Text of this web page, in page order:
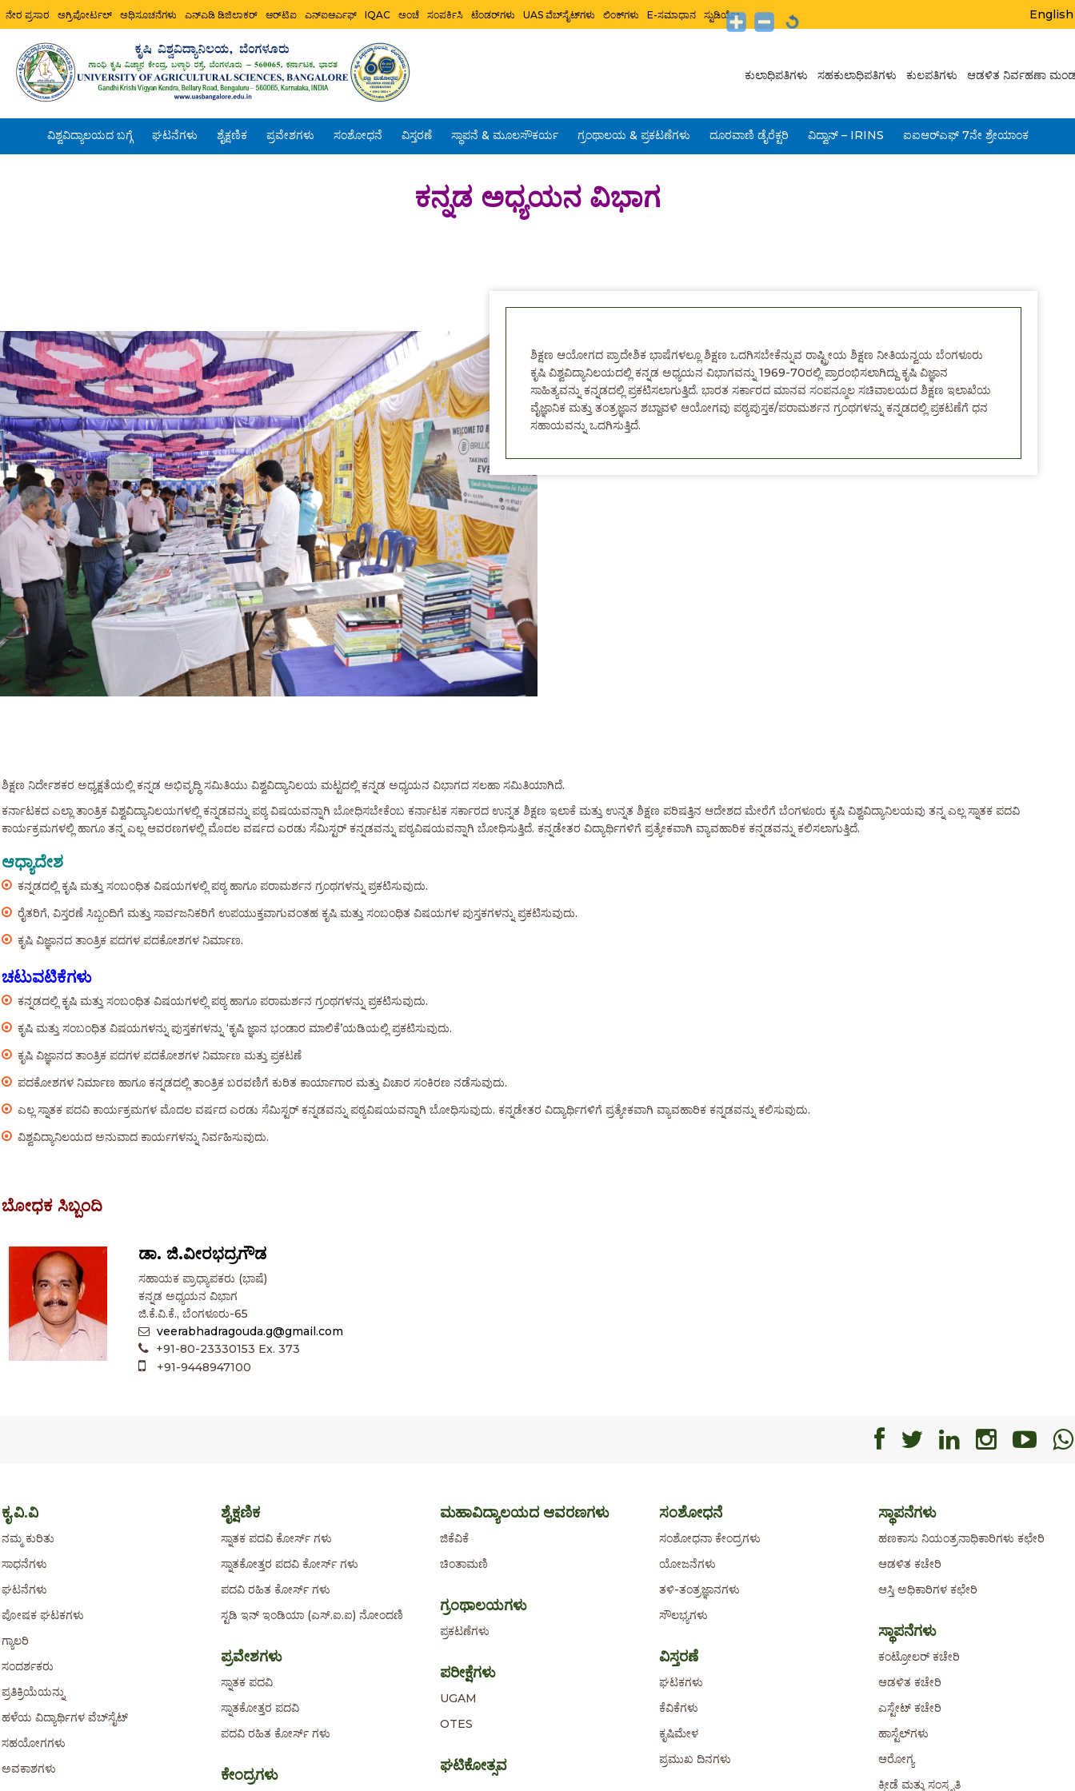
ನೇರ ಪ್ರಸಾರ ಅಗ್ರಿಪೋರ್ಟಲ್ ಅಧಿಸೂಚನೆಗಳು ಎನ್ಎಡಿ ಡಿಜಿಲಾಕರ್ ಆರ್‌ಟಿಐ ಎನ್ಐಆರ್ಎಫ್ IQAC ಅಂಚೆ ಸಂಪರ್ಕಿಸಿ ಟೆಂಡರ್‌ಗಳು UAS ವೆಬ್‌ಸೈಟ್‌ಗಳು ಲಿಂಕ್‌ಗಳು E-ಸಮಾಧಾನ ಸ್ಟುಡಿಯೋ English
ಕುಲಾಧಿಪತಿಗಳು ಸಹಕುಲಾಧಿಪತಿಗಳು ಕುಲಪತಿಗಳು ಆಡಳಿತ ನಿರ್ವಹಣಾ
ವಿಶ್ವವಿದ್ಯಾಲಯದ ಬಗ್ಗೆ ಘಟನೆಗಳು ಶೈಕ್ಷಣಿಕ ಪ್ರವೇಶಗಳು ಸಂಶೋಧನೆ ವಿಸ್ತರಣೆ ಸ್ಥಾಪನೆ & ಮೂಲಸೌಕರ್ಯ ಗ್ರಂಥಾಲಯ & ಪ್ರಕಟಣೆಗಳು ದೂರವಾಣಿ ಡೈರೆಕ್ಟರಿ ವಿದ್ವಾನ್ – IRINS ಐಐಆರ್‌ಎಫ್ 7ನೇ ಶ್ರೇಯಾಂಕ
ಕನ್ನಡ ಅಧ್ಯಯನ ವಿಭಾಗ
ಶಿಕ್ಷಣ ಆಯೋಗದ ಪ್ರಾದೇಶಿಕ ಭಾಷೆಗಳಲ್ಲೂ ಶಿಕ್ಷಣ ಒದಗಿಸಬೇಕೆನ್ನುವ ರಾಷ್ಟ್ರೀಯ ಶಿಕ್ಷಣ ನೀತಿಯನ್ವಯ ಬೆಂಗಳೂರು
ಕೃಷಿ ವಿಶ್ವವಿದ್ಯಾನಿಲಯದಲ್ಲಿ ಕನ್ನಡ ಅಧ್ಯಯನ ವಿಭಾಗವನ್ನು 1969-70ರಲ್ಲಿ ಪ್ರಾರಂಭಿಸಲಾಗಿದ್ದು ಕೃಷಿ ವಿಜ್ಞಾನ
ಸಾಹಿತ್ಯವನ್ನು ಕನ್ನಡದಲ್ಲಿ ಪ್ರಕಟಿಸಲಾಗುತ್ತಿದೆ. ಭಾರತ ಸರ್ಕಾರದ ಮಾನವ ಸಂಪನ್ಮೂಲ ಸಚಿವಾಲಯದ ಶಿಕ್ಷಣ ಇಲಾಖೆಯ
ವೈಜ್ಞಾನಿಕ ಮತ್ತು ತಂತ್ರಜ್ಞಾನ ಶಬ್ದಾವಳಿ ಆಯೋಗವು ಪಠ್ಯಪುಸ್ತಕ/ಪರಾಮರ್ಶನ ಗ್ರಂಥಗಳನ್ನು ಕನ್ನಡದಲ್ಲಿ ಪ್ರಕಟಣೆಗೆ ಧನ
ಸಹಾಯವನ್ನು ಒದಗಿಸುತ್ತಿದೆ.
ಶಿಕ್ಷಣ ನಿರ್ದೇಶಕರ ಅಧ್ಯಕ್ಷತೆಯಲ್ಲಿ ಕನ್ನಡ ಅಭಿವೃದ್ಧಿ ಸಮಿತಿಯು ವಿಶ್ವವಿದ್ಯಾನಿಲಯ ಮಟ್ಟದಲ್ಲಿ ಕನ್ನಡ ಅಧ್ಯಯನ ವಿಭಾಗದ ಸಲಹಾ ಸಮಿತಿಯಾಗಿದೆ.
ಕರ್ನಾಟಕದ ಎಲ್ಲಾ ತಾಂತ್ರಿಕ ವಿಶ್ವವಿದ್ಯಾನಿಲಯಗಳಲ್ಲಿ ಕನ್ನಡವನ್ನು ಪಠ್ಯ ವಿಷಯವನ್ನಾಗಿ ಬೋಧಿಸಬೇಕೆಂಬ ಕರ್ನಾಟಕ ಸರ್ಕಾರದ ಉನ್ನತ ಶಿಕ್ಷಣ ಇಲಾಕೆ ಮತ್ತು ಉನ್ನತ ಶಿಕ್ಷಣ ಪರಿಷತ್ತಿನ ಆದೇಶದ ಮೇರೆಗೆ ಬೆಂಗಳೂರು ಕೃಷಿ ವಿಶ್ವವಿದ್ಯಾನಿಲಯವು ತನ್ನ ಎಲ್ಲ ಸ್ನಾತಕ ಪದವಿ
ಕಾರ್ಯಕ್ರಮಗಳಲ್ಲಿ ಹಾಗೂ ತನ್ನ ಎಲ್ಲ ಆವರಣಗಳಲ್ಲಿ ಮೊದಲ ವರ್ಷದ ಎರಡು ಸೆಮಿಸ್ಟರ್ ಕನ್ನಡವನ್ನು ಪಠ್ಯವಿಷಯವನ್ನಾಗಿ ಬೋಧಿಸುತ್ತಿದೆ. ಕನ್ನಡೇತರ ವಿದ್ಯಾರ್ಥಿಗಳಿಗೆ ಪ್ರತ್ಯೇಕವಾಗಿ ವ್ಯಾವಹಾರಿಕ ಕನ್ನಡವನ್ನು ಕಲಿಸಲಾಗುತ್ತಿದೆ.
ಆಧ್ಯಾದೇಶ
ಕನ್ನಡದಲ್ಲಿ ಕೃಷಿ ಮತ್ತು ಸಂಬಂಧಿತ ವಿಷಯಗಳಲ್ಲಿ ಪಠ್ಯ ಹಾಗೂ ಪರಾಮರ್ಶನ ಗ್ರಂಥಗಳನ್ನು ಪ್ರಕಟಿಸುವುದು.
ರೈತರಿಗೆ, ವಿಸ್ತರಣೆ ಸಿಬ್ಬಂದಿಗೆ ಮತ್ತು ಸಾರ್ವಜನಿಕರಿಗೆ ಉಪಯುಕ್ತವಾಗುವಂತಹ ಕೃಷಿ ಮತ್ತು ಸಂಬಂಧಿತ ವಿಷಯಗಳ ಪುಸ್ತಕಗಳನ್ನು ಪ್ರಕಟಿಸುವುದು.
ಕೃಷಿ ವಿಜ್ಞಾನದ ತಾಂತ್ರಿಕ ಪದಗಳ ಪದಕೋಶಗಳ ನಿರ್ಮಾಣ.
ಚಟುವಟಿಕೆಗಳು
ಕನ್ನಡದಲ್ಲಿ ಕೃಷಿ ಮತ್ತು ಸಂಬಂಧಿತ ವಿಷಯಗಳಲ್ಲಿ ಪಠ್ಯ ಹಾಗೂ ಪರಾಮರ್ಶನ ಗ್ರಂಥಗಳನ್ನು ಪ್ರಕಟಿಸುವುದು.
ಕೃಷಿ ಮತ್ತು ಸಂಬಂಧಿತ ವಿಷಯಗಳನ್ನು ಪುಸ್ತಕಗಳನ್ನು ‘ಕೃಷಿ ಜ್ಞಾನ ಭಂಡಾರ ಮಾಲಿಕೆ’ಯಡಿಯಲ್ಲಿ ಪ್ರಕಟಿಸುವುದು.
ಕೃಷಿ ವಿಜ್ಞಾನದ ತಾಂತ್ರಿಕ ಪದಗಳ ಪದಕೋಶಗಳ ನಿರ್ಮಾಣ ಮತ್ತು ಪ್ರಕಟಣೆ
ಪದಕೋಶಗಳ ನಿರ್ಮಾಣ ಹಾಗೂ ಕನ್ನಡದಲ್ಲಿ ತಾಂತ್ರಿಕ ಬರವಣಿಗೆ ಕುರಿತ ಕಾರ್ಯಾಗಾರ ಮತ್ತು ವಿಚಾರ ಸಂಕಿರಣ ನಡೆಸುವುದು.
ಎಲ್ಲ ಸ್ನಾತಕ ಪದವಿ ಕಾರ್ಯಕ್ರಮಗಳ ಮೊದಲ ವರ್ಷದ ಎರಡು ಸೆಮಿಸ್ಟರ್ ಕನ್ನಡವನ್ನು ಪಠ್ಯವಿಷಯವನ್ನಾಗಿ ಬೋಧಿಸುವುದು. ಕನ್ನಡೇತರ ವಿದ್ಯಾರ್ಥಿಗಳಿಗೆ ಪ್ರತ್ಯೇಕವಾಗಿ ವ್ಯಾವಹಾರಿಕ ಕನ್ನಡವನ್ನು ಕಲಿಸುವುದು.
ವಿಶ್ವವಿದ್ಯಾನಿಲಯದ ಅನುವಾದ ಕಾರ್ಯಗಳನ್ನು ನಿರ್ವಹಿಸುವುದು.
ಬೋಧಕ ಸಿಬ್ಬಂದಿ
ಡಾ. ಜಿ.ವೀರಭದ್ರಗೌಡ
ಸಹಾಯಕ ಪ್ರಾಧ್ಯಾಪಕರು (ಭಾಷೆ)
ಕನ್ನಡ ಅಧ್ಯಯನ ವಿಭಾಗ
ಜಿ.ಕೆ.ವಿ.ಕೆ., ಬೆಂಗಳೂರು-65
veerabhadragouda.g@gmail.com
+91-80-23330153 Ex. 373
+91-9448947100
Facebook
Facebook
ಕೃ.ವಿ.ವಿ
ನಮ್ಮ ಕುರಿತು
ಸಾಧನೆಗಳು
ಘಟನೆಗಳು
ಪೋಷಕ ಘಟಕಗಳು
ಗ್ಯಾಲರಿ
ಸಂದರ್ಶಕರು
ಪ್ರತಿಕ್ರಿಯೆಯನ್ನು
ಹಳೆಯ ವಿದ್ಯಾರ್ಥಿಗಳ ವೆಬ್‌ಸೈಟ್
ಸಹಯೋಗಗಳು
ಅವಕಾಶಗಳು
ಶೈಕ್ಷಣಿಕ
ಸ್ನಾತಕ ಪದವಿ ಕೋರ್ಸ್ ಗಳು
ಸ್ನಾತಕೋತ್ತರ ಪದವಿ ಕೋರ್ಸ್ ಗಳು
ಪದವಿ ರಹಿತ ಕೋರ್ಸ್ ಗಳು
ಸ್ಟಡಿ ಇನ್ ಇಂಡಿಯಾ (ಎಸ್.ಐ.ಐ) ನೋಂದಣಿ
ಪ್ರವೇಶಗಳು
ಸ್ನಾತಕ ಪದವಿ
ಸ್ನಾತಕೋತ್ತರ ಪದವಿ
ಪದವಿ ರಹಿತ ಕೋರ್ಸ್ ಗಳು
ಕೇಂದ್ರಗಳು
ಮಹಾವಿದ್ಯಾಲಯದ ಆವರಣಗಳು
ಜಿಕೆವಿಕೆ
ಚಿಂತಾಮಣಿ
ಗ್ರಂಥಾಲಯಗಳು
ಪ್ರಕಟಣೆಗಳು
ಪರೀಕ್ಷೆಗಳು
UGAM
OTES
ಘಟಿಕೋತ್ಸವ
ಸಂಶೋಧನೆ
ಸಂಶೋಧನಾ ಕೇಂದ್ರಗಳು
ಯೋಜನೆಗಳು
ತಳಿ-ತಂತ್ರಜ್ಞಾನಗಳು
ಸೌಲಭ್ಯಗಳು
ವಿಸ್ತರಣೆ
ಘಟಕಗಳು
ಕೆವಿಕೆಗಳು
ಕೃಷಿಮೇಳ
ಪ್ರಮುಖ ದಿನಗಳು
ಸ್ಥಾಪನೆಗಳು
ಹಣಕಾಸು ನಿಯಂತ್ರನಾಧಿಕಾರಿಗಳು ಕಛೇರಿ
ಆಡಳಿತ ಕಚೇರಿ
ಆಸ್ತಿ ಅಧಿಕಾರಿಗಳ ಕಛೇರಿ
ಸ್ಥಾಪನೆಗಳು
ಕಂಟ್ರೋಲರ್ ಕಚೇರಿ
ಆಡಳಿತ ಕಚೇರಿ
ಎಸ್ಟೇಟ್ ಕಚೇರಿ
ಹಾಸ್ಟೆಲ್‌ಗಳು
ಆರೋಗ್ಯ
ಕ್ರೀಡೆ ಮತ್ತು ಸಂಸ್ಕೃತಿ